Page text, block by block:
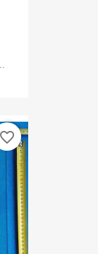
favorite_border